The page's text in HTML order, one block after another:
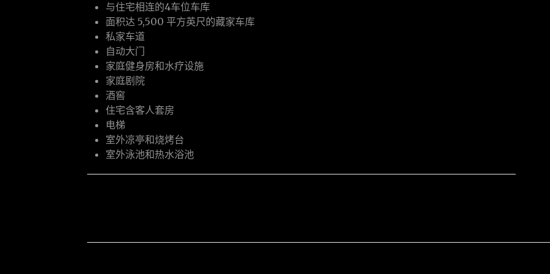
与住宅相连的4车位车库
面积达 5,500 平方英尺的藏家车库
私家车道
自动大门
家庭健身房和水疗设施
家庭剧院
酒窖
住宅含客人套房
电梯
室外凉亭和烧烤台
室外泳池和热水浴池